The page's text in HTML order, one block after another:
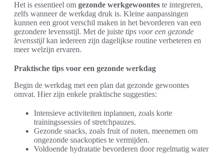
Het is essentieel om gezonde werkgewoontes te integreren,
zelfs wanneer de werkdag druk is. Kleine aanpassingen
kunnen een groot verschil maken in het bevorderen van een
gezondere levensstijl. Met de juiste tips voor een gezonde
levensstijl kan iedereen zijn dagelijkse routine verbeteren en
meer welzijn ervaren.
Praktische tips voor een gezonde werkdag
Begin de werkdag met een plan dat gezonde gewoontes
omvat. Hier zijn enkele praktische suggesties:
Intensieve activiteiten inplannen, zoals korte
trainingssessies of stretchpauzes.
Gezonde snacks, zoals fruit of noten, meenemen om
ongezonde snackopties te vermijden.
Voldoende hydratatie bevorderen door regelmatig water